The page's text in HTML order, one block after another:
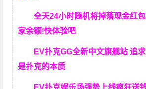
全天24小时随机将掉落现金红
家余额!快体验吧
EV扑克GG全新中文旗舰站 追
是扑克的本质
EV扑克娱乐场强势上线疯狂送